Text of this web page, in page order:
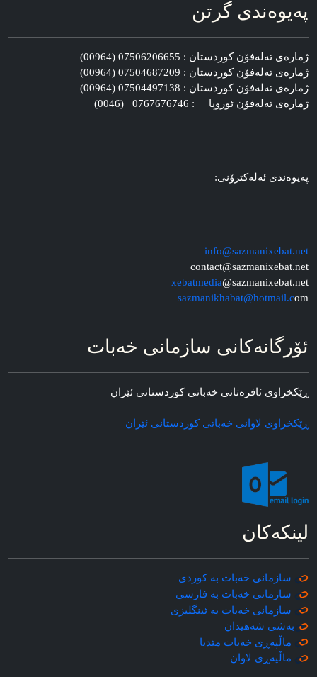
په‌یوه‌ندی گرتن
ژماره‌ی ته‌له‌فۆن کوردستان : 07506206655 (00964)
ژماره‌ی ته‌له‌فۆن کوردستان : 07504687209 (00964)
ژماره‌ی ته‌له‌فۆن کوردستان : 07504497138 (00964)
ژماره‌ی ته‌له‌فۆن ئوروپا : 0767676746 (0046)
په‌یوه‌ندی ئه‌له‌کترۆنی:
info@sazmanixebat.net
contact@sazmanixebat.net
xebatmedia@sazmanixebat.net
sazmanikhabat@hotmail.com
ئۆرگانه‌کانی سازمانی خه‌بات
ڕێکخراوی ئافره‌تانی خه‌باتی کوردستانی ئێران
ڕێکخراوی لاوانی خه‌باتی کوردستانی ئێران
لینکه‌کان
سازمانی خه‌بات به کوردی
سازمانی خه‌بات به فارسی
سازمانی خه‌بات به ئینگلیزی
به‌شی شه‌هیدان
ماڵپه‌ڕی خه‌بات مێدیا
ماڵپه‌ڕی لاوان